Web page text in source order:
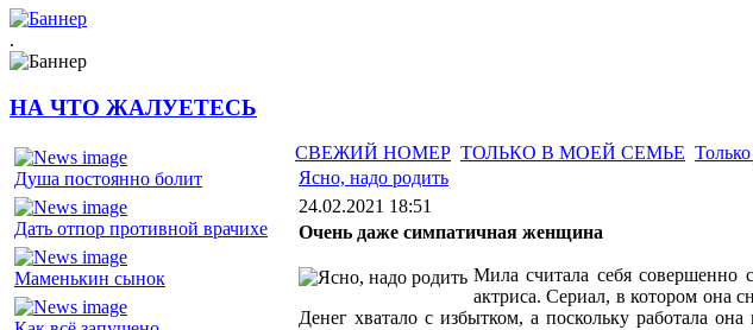
.
НА ЧТО ЖАЛУЕТЕСЬ
Душа постоянно болит
Дать отпор противной врачихе
Маменькин сынок
СВЕЖИЙ НОМЕР ТОЛЬКО В МОЕЙ СЕМЬЕ
Ясно, надо родить
24.02.2021 18:51
Очень даже симпатичная женщина
Мила считала себя совершенно
актриса. Сериал, в котором она
Денег хватало с избытком, а поскольку работала